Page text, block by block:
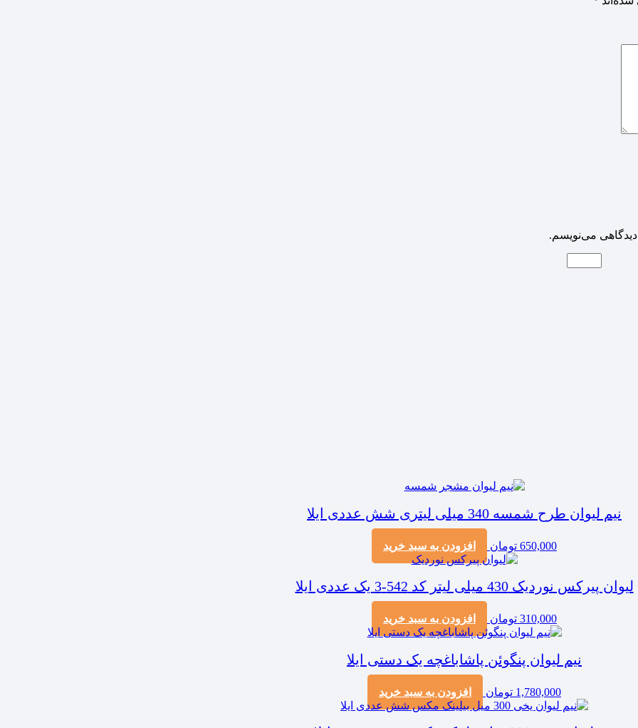
دیدگاهی می‌نویسم.
نیم لیوان طرح شمسه 340 میلی لیتری شش عددی ایلا
650,000 تومان افزودن به سبد خرید
لیوان پیرکس نوردیک 430 میلی لیتر کد 542-3 یک عددی ایلا
310,000 تومان افزودن به سبد خرید
نیم لیوان پنگوئن پاشاباغچه یک دستی ایلا
1,780,000 تومان افزودن به سبد خرید